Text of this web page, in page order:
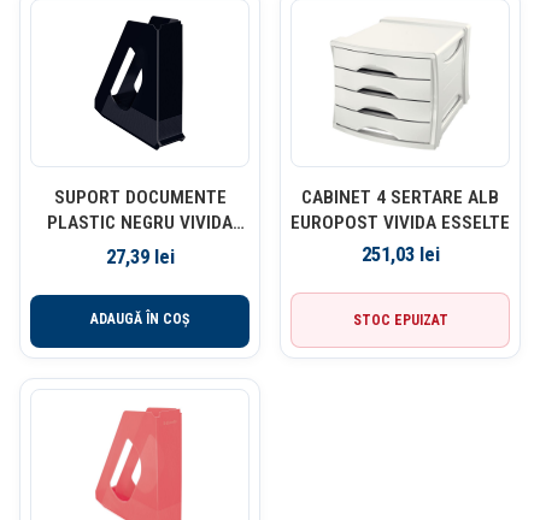
SUPORT DOCUMENTE
PLASTIC NEGRU VIVIDA
EUROPOST ESSELTE
27,39 lei
ADAUGĂ ÎN COȘ
CABINET 4 SERTARE ALB
EUROPOST VIVIDA ESSELTE
251,03 lei
STOC EPUIZAT